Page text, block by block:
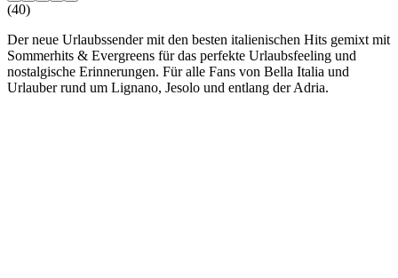
(40)
Der neue Urlaubssender mit den besten italienischen Hits gemixt mit
Sommerhits & Evergreens für das perfekte Urlaubsfeeling und
nostalgische Erinnerungen. Für alle Fans von Bella Italia und
Urlauber rund um Lignano, Jesolo und entlang der Adria.